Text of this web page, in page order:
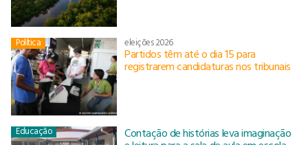
Política eleições 2026
Partidos têm até o dia 15 para
registrarem candidaturas nos tribunais
Educação Contação de histórias leva imaginação